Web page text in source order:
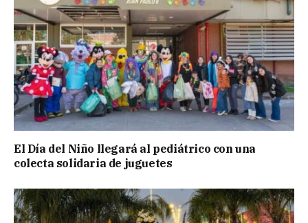
El Día del Niño llegará al pediátrico con una
colecta solidaria de juguetes